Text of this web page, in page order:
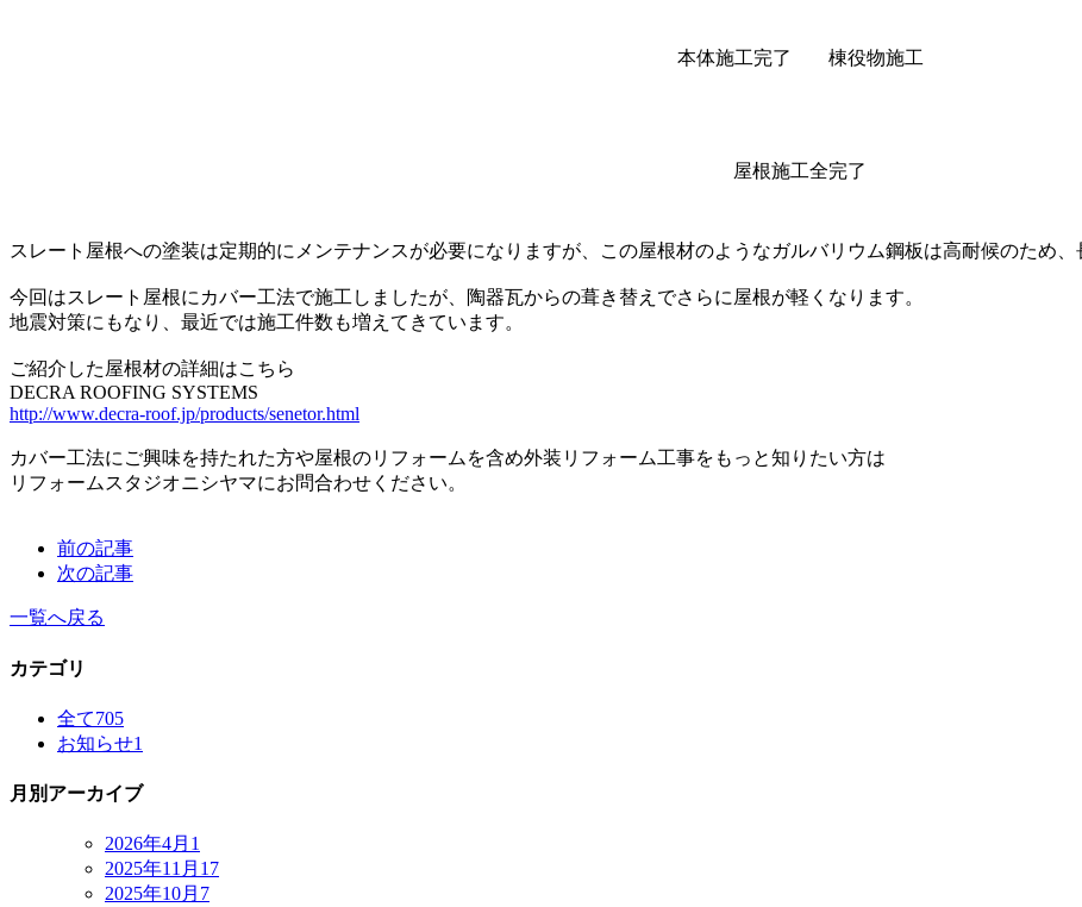
本体施工完了 棟役物施工
屋根施工全完了
スレート屋根への塗装は定期的にメンテナンスが必要になりますが、この屋根材のようなガルバリウム鋼板は高耐候のため、
今回はスレート屋根にカバー工法で施工しましたが、陶器瓦からの葺き替えでさらに屋根が軽くなります。
地震対策にもなり、最近では施工件数も増えてきています。
ご紹介した屋根材の詳細はこちら
DECRA ROOFING SYSTEMS
http://www.decra-roof.jp/products/senetor.html
カバー工法にご興味を持たれた方や屋根のリフォームを含め外装リフォーム工事をもっと知りたい方は
リフォームスタジオニシヤマにお問合わせください。
前の記事
次の記事
一覧へ戻る
カテゴリ
全て705
お知らせ1
月別アーカイブ
2026年4月 1
2025年11月 17
2025年10月 7